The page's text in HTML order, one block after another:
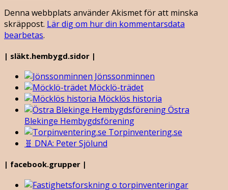
Denna webbplats använder Akismet för att minska
skräppost. Lär dig om hur din kommentarsdata
bearbetas.
| släkt.hembygd.sidor |
Jönssonminnen
Möcklö-trädet
Möcklös historia
Östra
Blekinge Hembygdsförening
Torpinventering.se
🧬 DNA: Peter Sjölund
| facebook.grupper |